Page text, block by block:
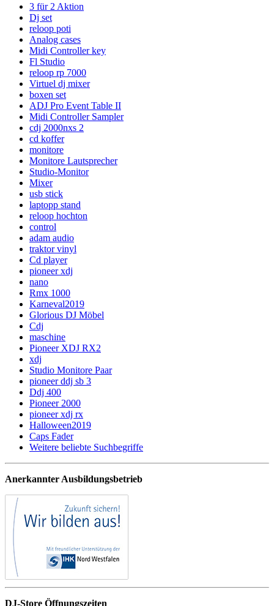
3 für 2 Aktion
Dj set
reloop poti
Analog cases
Midi Controller key
Fl Studio
reloop rp 7000
Virtuel dj mixer
boxen set
ADJ Pro Event Table II
Midi Controller Sampler
cdj 2000nxs 2
cd koffer
monitore
Monitore Lautsprecher
Studio-Monitor
Mixer
usb stick
laptopp stand
reloop hochton
control
adam audio
traktor vinyl
Cd player
pioneer xdj
nano
Rmx 1000
Karneval2019
Glorious DJ Möbel
Cdj
maschine
Pioneer XDJ RX2
xdj
Studio Monitore Paar
pioneer ddj sb 3
Ddj 400
Pioneer 2000
pioneer xdj rx
Halloween2019
Caps Fader
Weitere beliebte Suchbegriffe
Anerkannter Ausbildungsbetrieb
DJ-Store Öffnungszeiten